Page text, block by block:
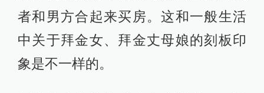
者和男方合起来买房。这和一般生活
中关于拜金女、拜金丈母娘的刻板印
象是不一样的。